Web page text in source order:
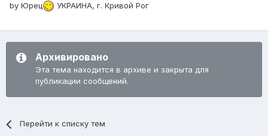
by Юрец УКРАИНА, г. Кривой Рог
Архивировано
Эта тема находится в архиве и закрыта для
публикации сообщений.
Перейти к списку тем